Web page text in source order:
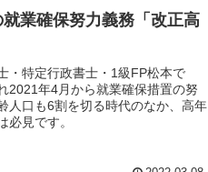
業確保努力義務「改正高
・特定行政書士・1級FP松本で
2021年4月から就業確保措置の努
人口も6割を切る時代のなか、高年
必見です。